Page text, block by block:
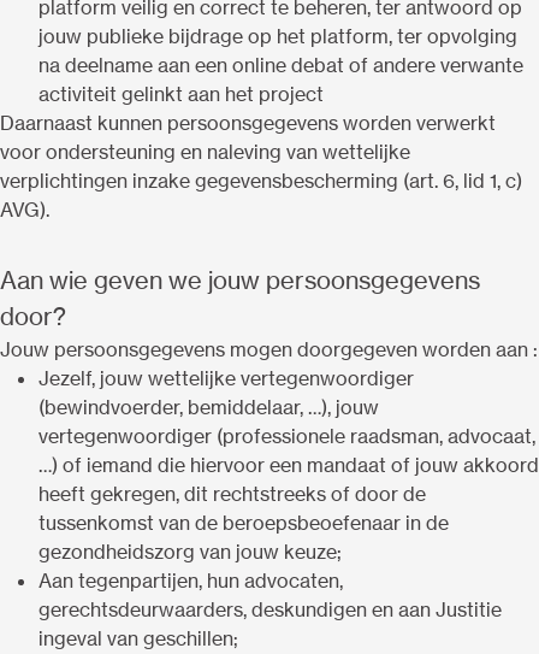
platform veilig en correct te beheren, ter antwoord op
jouw publieke bijdrage op het platform, ter opvolging
na deelname aan een online debat of andere verwante
activiteit gelinkt aan het project
Daarnaast kunnen persoonsgegevens worden verwerkt
voor ondersteuning en naleving van wettelijke
verplichtingen inzake gegevensbescherming (art. 6, lid 1, c)
AVG).
Aan wie geven we jouw persoonsgegevens
door?
Jouw persoonsgegevens mogen doorgegeven worden aan :
Jezelf, jouw wettelijke vertegenwoordiger
(bewindvoerder, bemiddelaar, …), jouw
vertegenwoordiger (professionele raadsman, advocaat,
…) of iemand die hiervoor een mandaat of jouw akkoord
heeft gekregen, dit rechtstreeks of door de
tussenkomst van de beroepsbeoefenaar in de
gezondheidszorg van jouw keuze;
Aan tegenpartijen, hun advocaten,
gerechtsdeurwaarders, deskundigen en aan Justitie
ingeval van geschillen;